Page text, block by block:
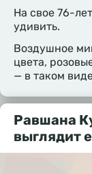
На свое 76-
удивить.
Воздушное
цвета,
— в таком
Равшана
выглядит